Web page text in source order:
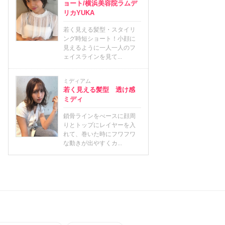
ョート/横浜美容院ラムデ
リカYUKA
若く見える髪型・スタイリ
ング時短ショート！小顔に
見えるように一人一人のフ
ェイスラインを見て...
ミディアム
若く見える髪型 透け感
ミディ
鎖骨ラインをべースに顔周
りとトップにレイヤーを入
れて、巻いた時にフワフワ
な動きが出やすくカ...